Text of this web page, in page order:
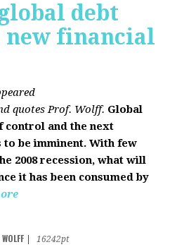
debt
new financial
quotes Prof. Wolff. Global
control and the next
be imminent. With few
2008 recession, what will
it has been consumed by
16242pt